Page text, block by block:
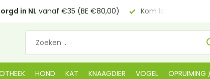
in NL vanaf €35 (BE €80,00) Kom langs in onze
HOND KAT KNAAGDIER VOGEL OPRUIMING